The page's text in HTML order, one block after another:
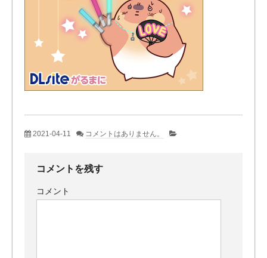
2021-04-11 コメントはありません。
コメントを残す
コメント